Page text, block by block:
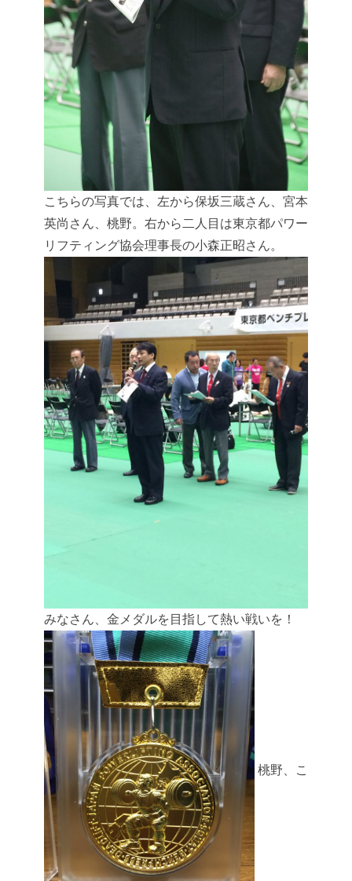
こちらの写真では、左から保坂三蔵さん、宮本
英尚さん、桃野。右から二人目は東京都パワー
リフティング協会理事長の小森正昭さん。
みなさん、金メダルを目指して熱い戦いを！
桃野、こ